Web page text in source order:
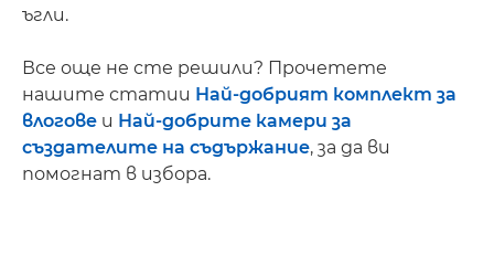
ъгли.
Все още не сте решили? Прочетете
нашите статии Най-добрият комплект за
влогове и Най-добрите камери за
създателите на съдържание, за да ви
помогнат в избора.